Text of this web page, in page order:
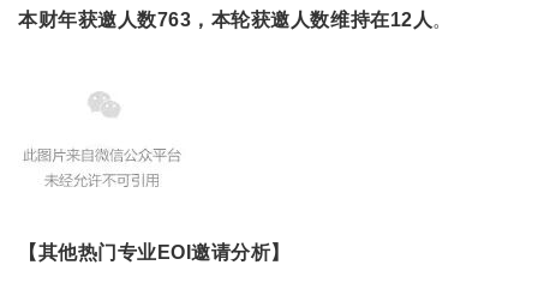
本财年获邀人数763，本轮获邀人数维持在12人 。
【其他热门专业EOI邀请分析】